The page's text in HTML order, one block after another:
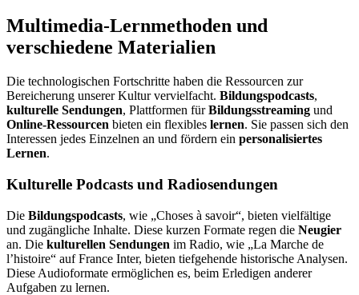
Multimedia-Lernmethoden und
verschiedene Materialien
Die technologischen Fortschritte haben die Ressourcen zur
Bereicherung unserer Kultur vervielfacht. Bildungspodcasts,
kulturelle Sendungen, Plattformen fürBildungsstreaming und
Online-Ressourcen bieten ein flexibles lernen. Sie passen sich den
Interessen jedes Einzelnen an und fördern ein personalisiertes
Lernen.
Kulturelle Podcasts und Radiosendungen
Die Bildungspodcasts, wie „Choses à savoir“, bieten vielfältige
und zugängliche Inhalte. Diese kurzen Formate regen die Neugier
an. Die kulturellen Sendungen im Radio, wie „La Marche de
l’histoire“ auf France Inter, bieten tiefgehende historische Analysen.
Diese Audioformate ermöglichen es, beim Erledigen anderer
Aufgaben zu lernen.